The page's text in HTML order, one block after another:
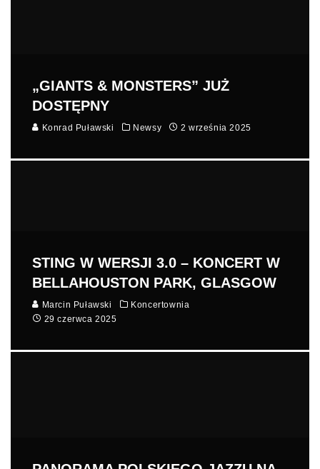
„GIANTS & MONSTERS” JUŻ
DOSTĘPNY
Konrad Puławski Newsy 2 września 2025
STING W WERSJI 3.0 – KONCERT W
BELLAHOUSTON PARK, GLASGOW
Marcin Puławski
Koncertownia
29 czerwca 2025